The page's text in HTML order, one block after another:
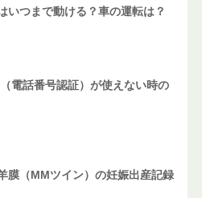
いつまで動ける？車の運転は？
電話番号認証）が使えない時の
膜（MMツイン）の妊娠出産記録